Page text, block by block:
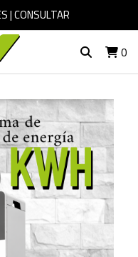
| CONSULTAR
0